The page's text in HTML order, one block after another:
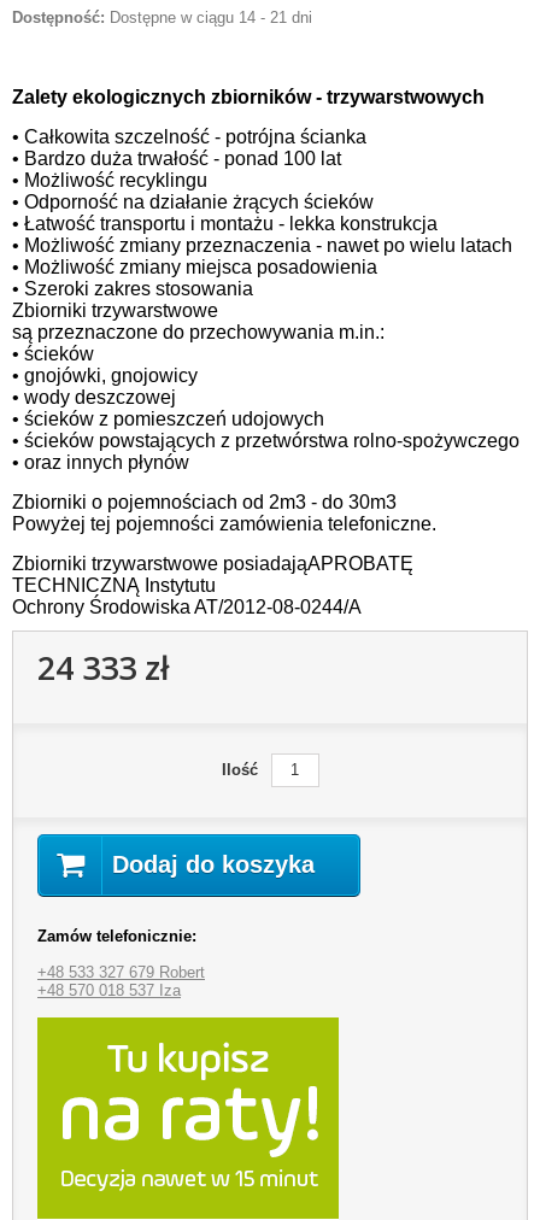
Dostępność: Dostępne w ciągu 14 - 21 dni
Zalety ekologicznych zbiorników - trzywarstwowych
• Całkowita szczelność - potrójna ścianka
• Bardzo duża trwałość - ponad 100 lat
• Możliwość recyklingu
• Odporność na działanie żrących ścieków
• Łatwość transportu i montażu - lekka konstrukcja
• Możliwość zmiany przeznaczenia - nawet po wielu latach
• Możliwość zmiany miejsca posadowienia
• Szeroki zakres stosowania
Zbiorniki trzywarstwowe
są przeznaczone do przechowywania m.in.:
• ścieków
• gnojówki, gnojowicy
• wody deszczowej
• ścieków z pomieszczeń udojowych
• ścieków powstających z przetwórstwa rolno-spożywczego
• oraz innych płynów
Zbiorniki o pojemnościach od 2m3 - do 30m3
Powyżej tej pojemności zamówienia telefoniczne.
Zbiorniki trzywarstwowe posiadająAPROBATĘ
TECHNICZNĄ Instytutu
Ochrony Środowiska AT/2012-08-0244/A
24 333 zł
Ilość
Dodaj do koszyka
Zamów telefonicznie:
+48 533 327 679 Robert
+48 570 018 537 Iza